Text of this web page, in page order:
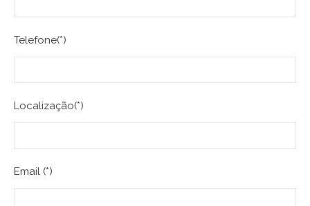
Telefone(*)
Localização(*)
Email (*)